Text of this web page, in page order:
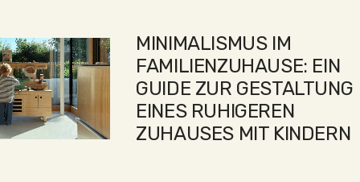
MINIMALISMUS IM
FAMILIENZUHAUSE: EIN
GUIDE ZUR GESTALTUNG
EINES RUHIGEREN
ZUHAUSES MIT KINDERN